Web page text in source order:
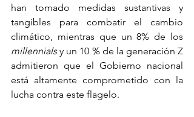
han tomado medidas sustantivas y
tangibles para combatir el cambio
climático, mientras que un 8% de los
millennials y un 10 % de la generación Z
admitieron que el Gobierno nacional
está altamente comprometido con la
lucha contra este flagelo.